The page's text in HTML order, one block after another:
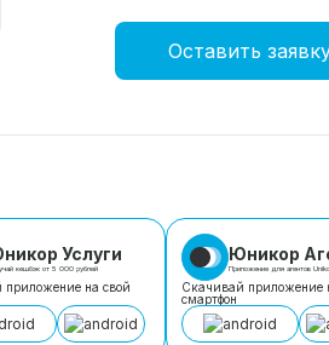
Оставить
Услуги
кешбэк от 5 000 рублей
приложение на свой
Юникор
Приложение для агентов
Скачивай приложение
смартфон